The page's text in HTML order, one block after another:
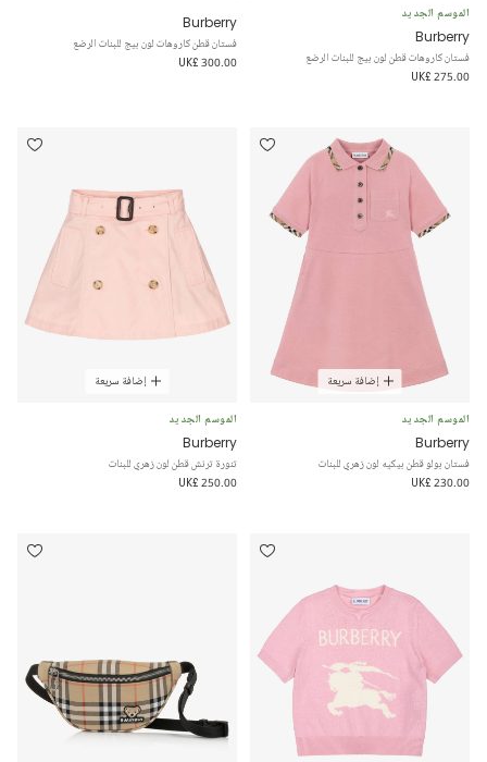
الموسم الجديد
Burberry
فستان كاروهات قطن لون بيج للبنات الرضع
UK£ 275.00
Burberry
فستان قطن كاروهات لون بيج للبنات الرضع
UK£ 300.00
إضافة سريعة
الموسم الجديد
Burberry
فستان بولو قطن بيكيه لون زهري للبنات
UK£ 230.00
إضافة سريعة
الموسم الجديد
Burberry
تنورة ترنش قطن لون زهري للبنات
UK£ 250.00